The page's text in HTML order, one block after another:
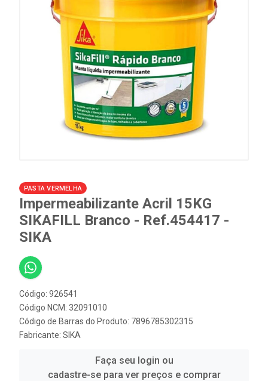
PASTA VERMELHA
Impermeabilizante Acril 15KG
SIKAFILL Branco - Ref.454417 -
SIKA
Código: 926541
Código NCM: 32091010
Código de Barras do Produto: 7896785302315
Fabricante: SIKA
Faça seu login ou
cadastre-se para ver preços e comprar